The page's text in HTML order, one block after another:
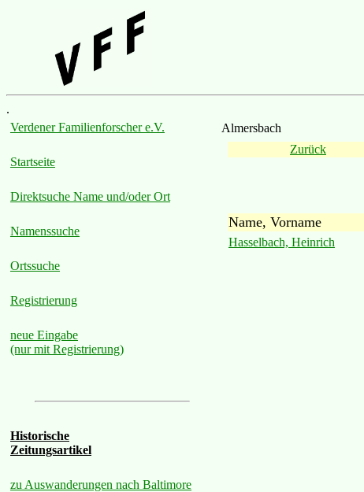
.
Verdener Familienforscher e.V.
Startseite
Direktsuche Name und/oder Ort
Namenssuche
Ortssuche
Registrierung
neue Eingabe
(nur mit Registrierung)
Historische
Zeitungsartikel
zu Auswanderungen nach Baltimore
Almersbach
Zurück
Name, Vorname
Hasselbach, Heinrich